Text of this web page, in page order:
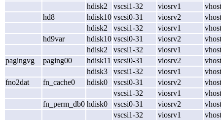
hdisk2
vscsi1-32 viosrv1
hd8
hdisk10 vscsi0-31 viosrv2
hdisk2
vscsi1-32 viosrv1
hd9var
hdisk10 vscsi0-31 viosrv2
hdisk2
vscsi1-32 viosrv1
pagingvg
paging00 hdisk11 vscsi0-31 viosrv2
hdisk3
vscsi1-32 viosrv1
fno2dat
fn_cache0 hdisk0 vscsi0-31 viosrv2
vscsi1-32
viosrv1
fn_perm_db0 hdisk0 vscsi0-31 viosrv2
vscsi1-32
viosrv1